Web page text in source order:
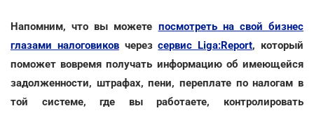
Напомним, что вы можете посмотреть на свой бизнес
глазами налоговиковчерезсервис Liga:Report, который
поможет вовремя получать информацию об имеющейся
задолженности, штрафах, пени, переплате по налогам в
той системе, где вы работаете, контролировать